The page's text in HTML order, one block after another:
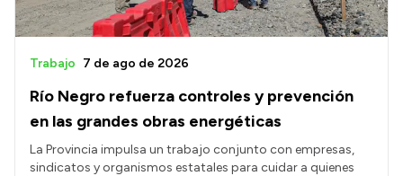
Río Negro refuerza controles y prevención
en las grandes obras energéticas
Trabajo 7 de ago de 2026
La Provincia impulsa un trabajo conjunto con empresas,
sindicatos y organismos estatales para cuidar a quienes